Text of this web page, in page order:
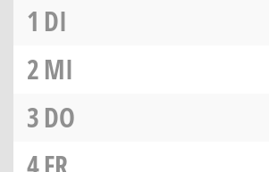
1 DI
2MI
3DO